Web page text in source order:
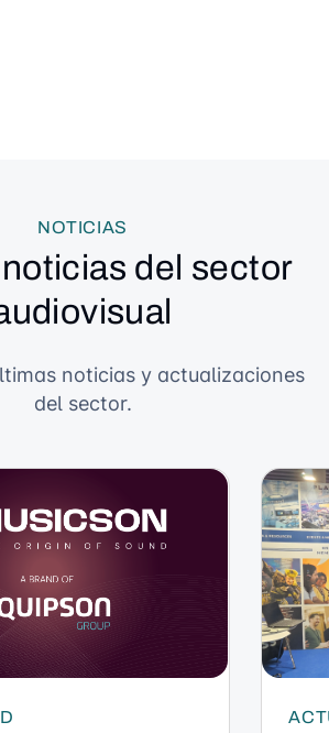
NOTICIAS
del sector
noticias y actualizaciones
del sector.